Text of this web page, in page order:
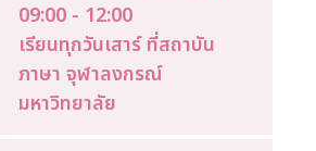
09:00 - 12:00
เรียนทุกวันเสาร์ ที่สถาบัน
ภาษา จุฬาลงกรณ์
มหาวิทยาลัย